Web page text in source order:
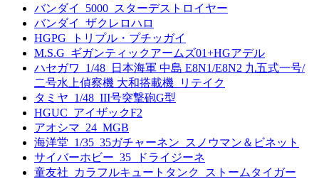
バンダイ_5000_スターデストロイヤー
バンダイ_ザクレロハロ
HGPG_トリプル・プチッガイ
M.S.G_ギガンティックアームズ01+HGアデル
ハセガワ_1/48_日本海軍 中島 E8N1/E8N2 九五式一号/
二号水上偵察機 大和搭載機_リテイク
タミヤ_1/48_III号突撃砲G型
HGUC_アイザックF2
アオシマ_24_MGB
海洋堂_1/35_35ガチャーネン_スノウマン＆ビネット
サイバーホビー_35_ドライジーネ
童友社_カラフルキュートタンク_ストームタイガー